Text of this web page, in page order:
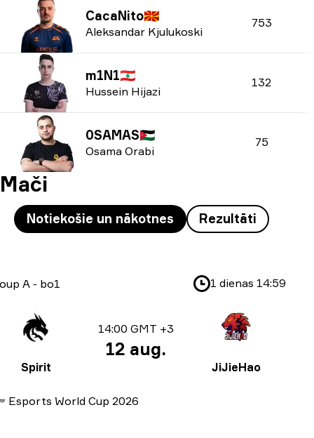
CacaNito🇲🇰
Aleksandar Kjulukoski
753
m1N1🇱🇧
Hussein Hijazi
132
0SAMAS🇯🇴
Osama Orabi
75
Mači
Notiekošie un nākotnes Rezultāti
A - bo1 1 dienas 14:59
Spirit
14:00 GMT +3
12 aug.
JiJieHao
Esports World Cup 2026